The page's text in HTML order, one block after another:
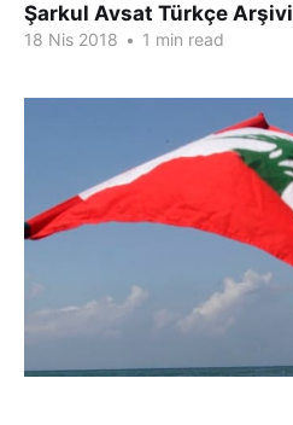
Şarkul Avsat Türkçe Arşivi
18 Nis 2018 • 1 min read